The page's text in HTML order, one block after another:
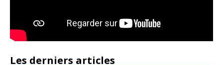
Les derniers articles